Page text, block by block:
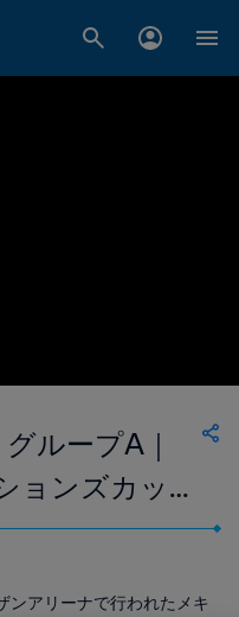
ループA｜
ョンズカップ
ト
アリーナで行われたメキ